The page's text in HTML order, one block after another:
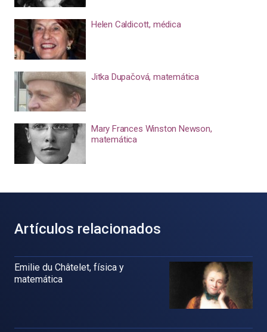
Helen Caldicott, médica
Jitka Dupačová, matemática
Mary Frances Winston Newson,
matemática
Artículos relacionados
Emilie du Châtelet, física y
matemática